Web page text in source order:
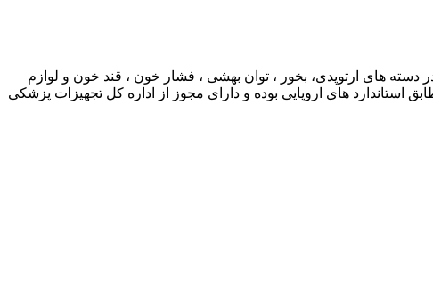
های ارتوپدی، بخور ، توان بهشی ، فشار خون ، قند خون و لوازم
های اروپایی بوده و دارای مجوز از اداره کل تجهیزات پزشکی